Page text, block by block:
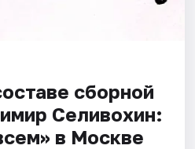
сборной
Селивохин:
в Москве